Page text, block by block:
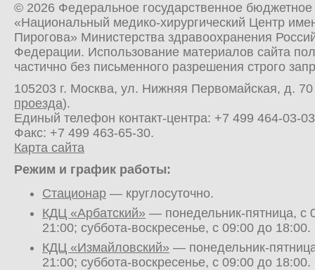
© 2026 Федеральное государственное
«Национальный медико-хирургический Центр
Пирогова» Министерства здравоохранения
Федерации. Использование материалов сайта
частично без письменного разрешения строго
105203 г. Москва, ул. Нижняя Первомайская, д.
проезда).
Единый телефон контакт-центра: +7 499 464-03-03
Факс: +7 499 463-65-30.
Карта сайта
Режим и график работы:
Стационар — круглосуточно.
КДЦ «Арбатский» — понедельник-пятница, с
21:00; суббота-воскресенье, с 09:00 до 18:00.
КДЦ «Измайловский» — понедельник-
21:00; суббота-воскресенье, с 09:00 до 18:00.